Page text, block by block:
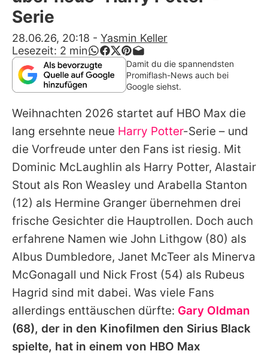
Filme & Serien
Lifestyle
Familie & Liebe
Promiflash Exklusiv
Alle Themen auf Promiflash
Jobs
App runterladen
Team
Redaktionelle Richtlinien
Impressum
Datenschutzerklärung
Utiq verwalten
Serie
28.06.26, 20:18 - Yasmin Keller
Lesezeit: 2 min
Damit du die spannendsten
Promiflash-News auch bei
Google siehst.
Weihnachten 2026 startet auf HBO Max die
lang ersehnte neue Harry Potter-Serie – und
die Vorfreude unter den Fans ist riesig. Mit
Dominic McLaughlin als Harry Potter, Alastair
Stout als Ron Weasley und Arabella Stanton
(12) als Hermine Granger übernehmen drei
frische Gesichter die Hauptrollen. Doch auch
erfahrene Namen wie John Lithgow (80) als
Albus Dumbledore, Janet McTeer als Minerva
McGonagall und Nick Frost (54) als Rubeus
Hagrid sind mit dabei. Was viele Fans
allerdings enttäuschen dürfte: Gary Oldman
(68), der in den Kinofilmen den Sirius Black
spielte, hat in einem von HBO Max